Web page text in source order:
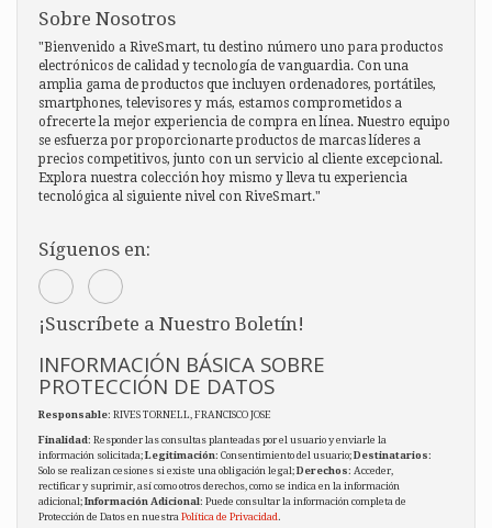
Sobre Nosotros
"Bienvenido a RiveSmart, tu destino número uno para productos
electrónicos de calidad y tecnología de vanguardia. Con una
amplia gama de productos que incluyen ordenadores, portátiles,
smartphones, televisores y más, estamos comprometidos a
ofrecerte la mejor experiencia de compra en línea. Nuestro equipo
se esfuerza por proporcionarte productos de marcas líderes a
precios competitivos, junto con un servicio al cliente excepcional.
Explora nuestra colección hoy mismo y lleva tu experiencia
tecnológica al siguiente nivel con RiveSmart."
Síguenos en:
¡Suscríbete a Nuestro Boletín!
INFORMACIÓN BÁSICA SOBRE
PROTECCIÓN DE DATOS
Responsable: RIVES TORNELL, FRANCISCO JOSE
Finalidad: Responder las consultas planteadas por el usuario y enviarle la
información solicitada;Legitimación: Consentimiento del usuario;Destinatarios:
Solo se realizan cesiones si existe una obligación legal;Derechos: Acceder,
rectificar y suprimir, así como otros derechos, como se indica en la información
adicional;Información Adicional: Puede consultar la información completa de
Protección de Datos en nuestra Política de Privacidad.